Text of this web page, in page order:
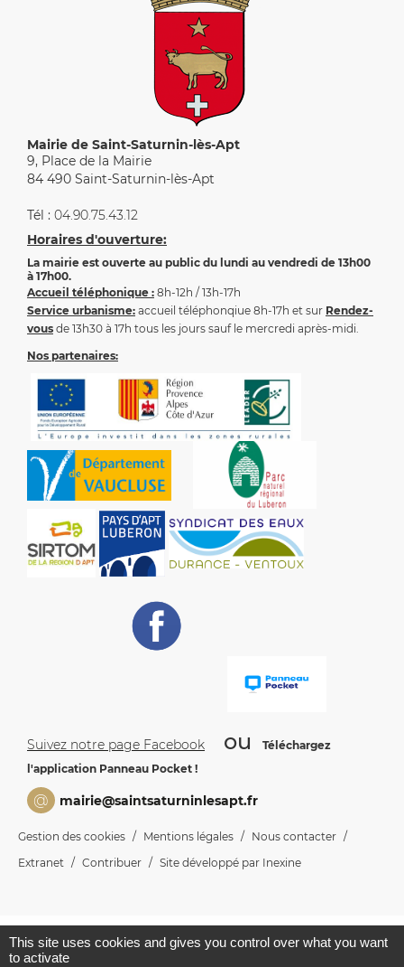
Mairie de Saint-Saturnin-lès-Apt
9, Place de la Mairie
84 490 Saint-Saturnin-lès-Apt
Tél : 04.90.75.43.12
Horaires d'ouverture:
La mairie est ouverte au public du lundi au vendredi de 13h00
à 17h00.
Accueil téléphonique : 8h-12h / 13h-17h
Service urbanisme: accueil téléphonqiue 8h-17h et sur Rendez-
vous de 13h30 à 17h tous les jours sauf le mercredi après-midi.
Nos partenaires:
Suivez notre page Facebook ou
Téléchargez
l'application Panneau Pocket !
@ mairie@saintsaturninlesapt.fr
Gestion des cookies Mentions légales
Nous contacter
Extranet
Contribuer Site développé par Inexine
This site uses cookies and gives you control over what you want
to activate